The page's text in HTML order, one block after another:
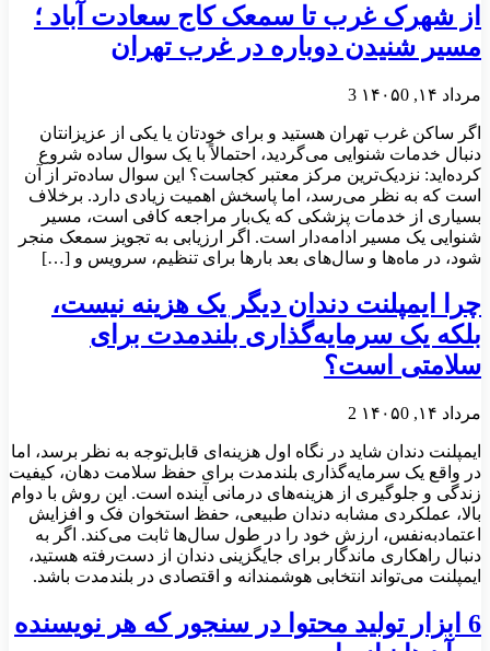
از شهرک غرب تا سمعک کاج سعادت آباد ؛
مسیر شنیدن دوباره در غرب تهران
مرداد ۱۴, ۱۴۰۵ 0
3
اگر ساکن غرب تهران هستید و برای خودتان یا یکی از عزیزانتان
دنبال خدمات شنوایی می‌گردید، احتمالاً با یک سوال ساده شروع
کرده‌اید: نزدیک‌ترین مرکز معتبر کجاست؟ این سوال ساده‌تر از آن
است که به نظر می‌رسد، اما پاسخش اهمیت زیادی دارد. برخلاف
بسیاری از خدمات پزشکی که یک‌بار مراجعه کافی است، مسیر
شنوایی یک مسیر ادامه‌دار است. اگر ارزیابی به تجویز سمعک منجر
شود، در ماه‌ها و سال‌های بعد بارها برای تنظیم، سرویس و […]
چرا ایمپلنت دندان دیگر یک هزینه نیست،
بلکه یک سرمایه‌گذاری بلندمدت برای
سلامتی است؟
مرداد ۱۴, ۱۴۰۵ 0
2
ایمپلنت دندان شاید در نگاه اول هزینه‌ای قابل‌توجه به نظر برسد، اما
در واقع یک سرمایه‌گذاری بلندمدت برای حفظ سلامت دهان، کیفیت
زندگی و جلوگیری از هزینه‌های درمانی آینده است. این روش با دوام
بالا، عملکردی مشابه دندان طبیعی، حفظ استخوان فک و افزایش
اعتمادبه‌نفس، ارزش خود را در طول سال‌ها ثابت می‌کند. اگر به
دنبال راهکاری ماندگار برای جایگزینی دندان از دست‌رفته هستید،
ایمپلنت می‌تواند انتخابی هوشمندانه و اقتصادی در بلندمدت باشد.
6 ابزار تولید محتوا در سنجور که هر نویسنده